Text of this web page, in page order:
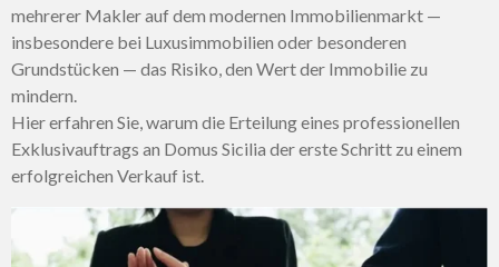
mehrerer Makler auf dem modernen Immobilienmarkt —
insbesondere bei Luxusimmobilien oder besonderen
Grundstücken — das Risiko, den Wert der Immobilie zu
mindern.
Hier erfahren Sie, warum die Erteilung eines professionellen
Exklusivauftrags an Domus Sicilia der erste Schritt zu einem
erfolgreichen Verkauf ist.